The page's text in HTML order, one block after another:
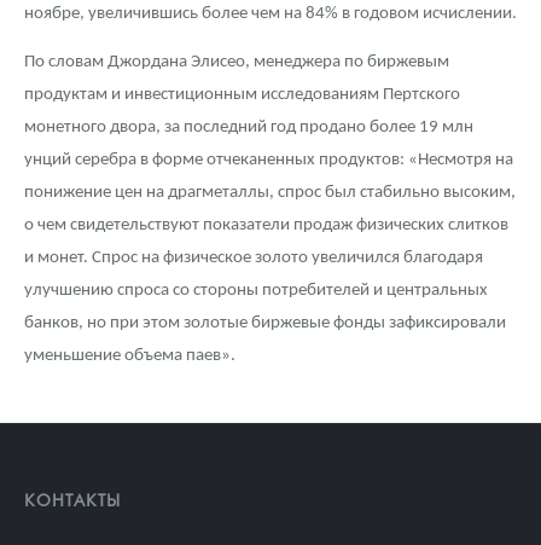
ноябре, увеличившись более чем на 84% в годовом исчислении.
По словам Джордана Элисео, менеджера по биржевым
продуктам и инвестиционным исследованиям Пертского
монетного двора, за последний год продано более 19 млн
унций серебра в форме отчеканенных продуктов: «Несмотря на
понижение цен на драгметаллы, спрос был стабильно высоким,
о чем свидетельствуют показатели продаж физических слитков
и монет. Спрос на физическое золото увеличился благодаря
улучшению спроса со стороны потребителей и центральных
банков, но при этом золотые биржевые фонды зафиксировали
уменьшение объема паев».
КОНТАКТЫ